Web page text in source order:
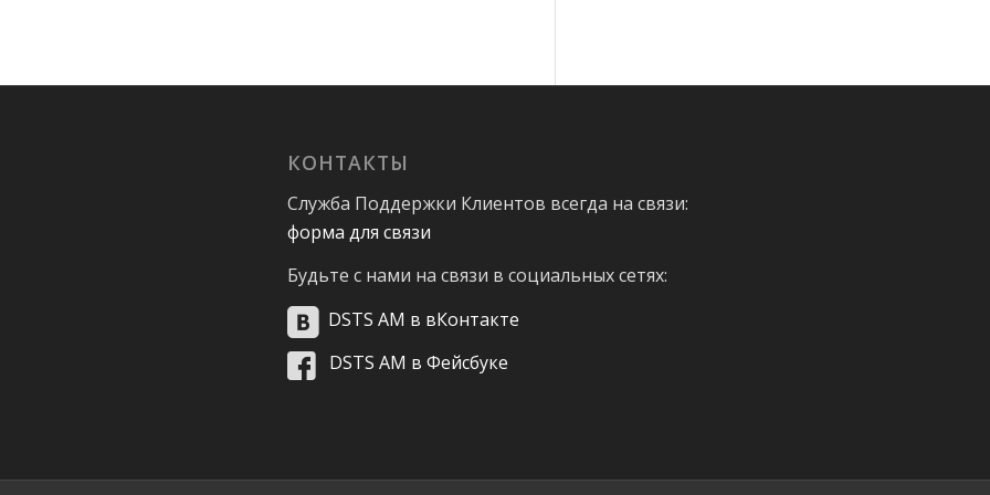
КОНТАКТЫ
Служба Поддержки Клиентов всегда на связи:
форма для связи
Будьте с нами на связи в социальных сетях:
DSTS AM в вКонтакте
DSTS AM в Фейсбуке